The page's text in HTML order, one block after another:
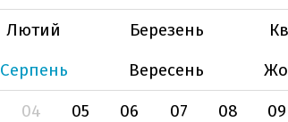
Лютий Березень
Серпень Вересень
04 05 06 07 08 09